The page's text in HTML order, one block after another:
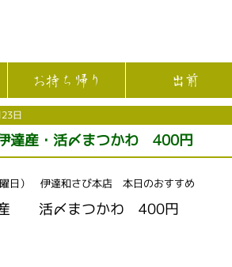
お持ち帰り 出前
日
達産・活〆まつかわ 400円
日） 伊達和さび本店 本日のおすすめ
活〆まつかわ 400円